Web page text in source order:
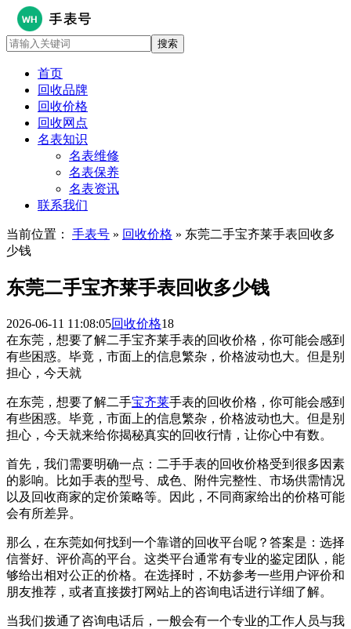
首页
回收品牌
回收价格
回收网点
名表知识
名表维修
名表保养
名表资讯
联系我们
当前位置： 手表号 » 回收价格 » 东莞二手宝齐莱手表回收多
少钱
东莞二手宝齐莱手表回收多少钱
2026-06-11 11:08:05回收价格18
在东莞，想要了解二手宝齐莱手表的回收价格，你可能会感到
有些困惑。毕竟，市面上的信息繁杂，价格波动也大。但是别
担心，今天就
在东莞，想要了解二手宝齐莱手表的回收价格，你可能会感到
有些困惑。毕竟，市面上的信息繁杂，价格波动也大。但是别
担心，今天就来给你揭秘真实的回收行情，让你心中有数。
首先，我们需要明确一点：二手手表的回收价格受到很多因素
的影响。比如手表的型号、成色、附件完整性、市场供需情况
以及回收商家的定价策略等。因此，不同商家给出的价格可能
会有所差异。
那么，在东莞如何找到一个靠谱的回收平台呢？答案是：选择
信誉好、评价高的平台。这类平台通常有专业的鉴定团队，能
够给出相对公正的价格。在选择时，不妨参考一些用户评价和
朋友推荐，或者直接拨打网站上的咨询电话进行详细了解。
当我们拨通了咨询电话后，一般会有一个专业的工作人员与我